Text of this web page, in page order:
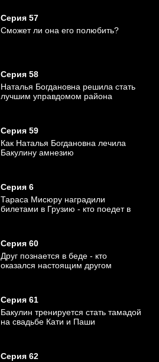
Серия 57
Сможет ли она его полюбить?
Серия 58
Наталья Богдановна решила стать
лучшим управдомом района
Серия 59
Как Наталья Богдановна лечила
Бакулину амнезию
Серия 6
Тараса Мисюру наградили
билетами в Грузию - кто поедет в
Серия 60
Друг познается в беде - кто
оказался настоящим другом
Серия 61
Бакулин тренируется стать тамадой
на свадьбе Кати и Паши
Серия 62